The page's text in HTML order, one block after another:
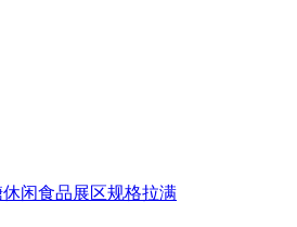
闲食品展区规格拉满